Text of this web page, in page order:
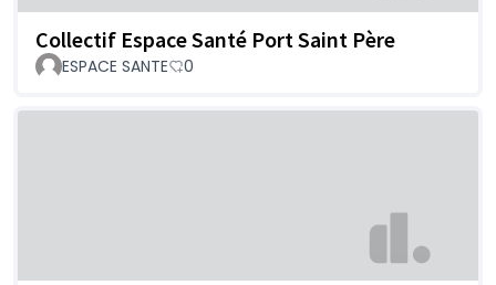
Collectif Espace Santé Port Saint Père
ESPACE SANTE 0